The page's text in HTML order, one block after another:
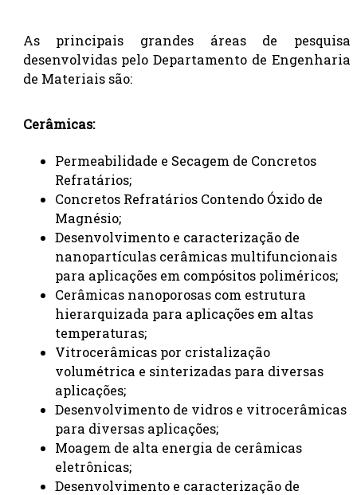
As principais grandes áreas de pesquisa
desenvolvidas pelo Departamento de Engenharia
de Materiais são:
Cerâmicas:
Permeabilidade e Secagem de Concretos
Refratários;
Concretos Refratários Contendo Óxido de
Magnésio;
Desenvolvimento e caracterização de
nanopartículas cerâmicas multifuncionais
para aplicações em compósitos poliméricos;
Cerâmicas nanoporosas com estrutura
hierarquizada para aplicações em altas
temperaturas;
Vitrocerâmicas por cristalização
volumétrica e sinterizadas para diversas
aplicações;
Desenvolvimento de vidros e vitrocerâmicas
para diversas aplicações;
Moagem de alta energia de cerâmicas
eletrônicas;
Desenvolvimento e caracterização de